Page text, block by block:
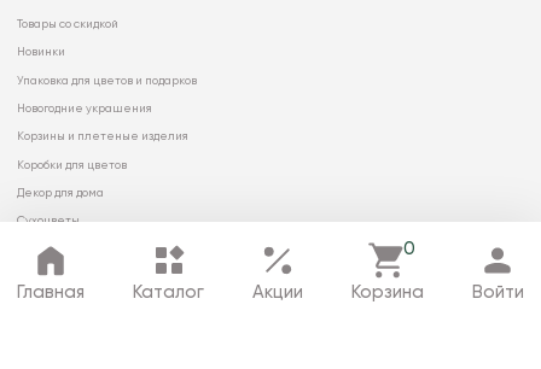
Главная Каталог Акции
0
Корзина Войти
Товары со скидкой
Новинки
Упаковка для цветов и подарков
Новогодние украшения
Корзины и плетеные изделия
Коробки для цветов
Декор для дома
Сухоцветы
© 2026 ООО «МИРРЭЙ»